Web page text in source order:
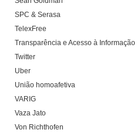
SPC & Serasa
TelexFree
Transparência e Acesso à Informação
Twitter
Uber
União homoafetiva
VARIG
Vaza Jato
Von Richthofen